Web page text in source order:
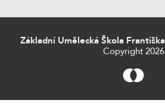
Základní Umělecká Škola
Copyright 2026